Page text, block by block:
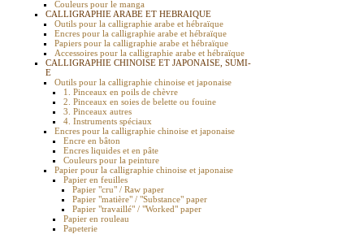
Couleurs pour le manga
CALLIGRAPHIE ARABE ET HEBRAIQUE
Outils pour la calligraphie arabe et hébraïque
Encres pour la calligraphie arabe et hébraïque
Papiers pour la calligraphie arabe et hébraïque
Accessoires pour la calligraphie arabe et hébraïque
CALLIGRAPHIE CHINOISE ET JAPONAISE, SUMI-
E
Outils pour la calligraphie chinoise et japonaise
1. Pinceaux en poils de chèvre
2. Pinceaux en soies de belette ou fouine
3. Pinceaux autres
4. Instruments spéciaux
Encres pour la calligraphie chinoise et japonaise
Encre en bâton
Encres liquides et en pâte
Couleurs pour la peinture
Papier pour la calligraphie chinoise et japonaise
Papier en feuilles
Papier "cru" / Raw paper
Papier "matière" / "Substance" paper
Papier "travaillé" / "Worked" paper
Papier en rouleau
Papeterie